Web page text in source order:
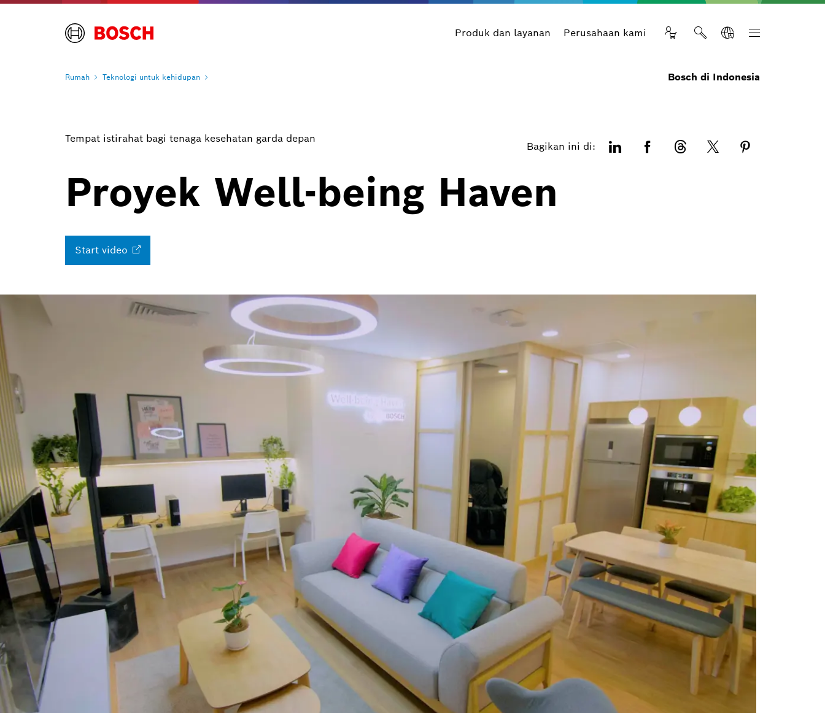
Produk dan layanan Perusahaan kami
Rumah Teknologi untuk kehidupan Bosch di Indonesia
Tempat istirahat bagi tenaga kesehatan garda depan
Bagikan ini di:
Proyek Well-being Haven
Start video